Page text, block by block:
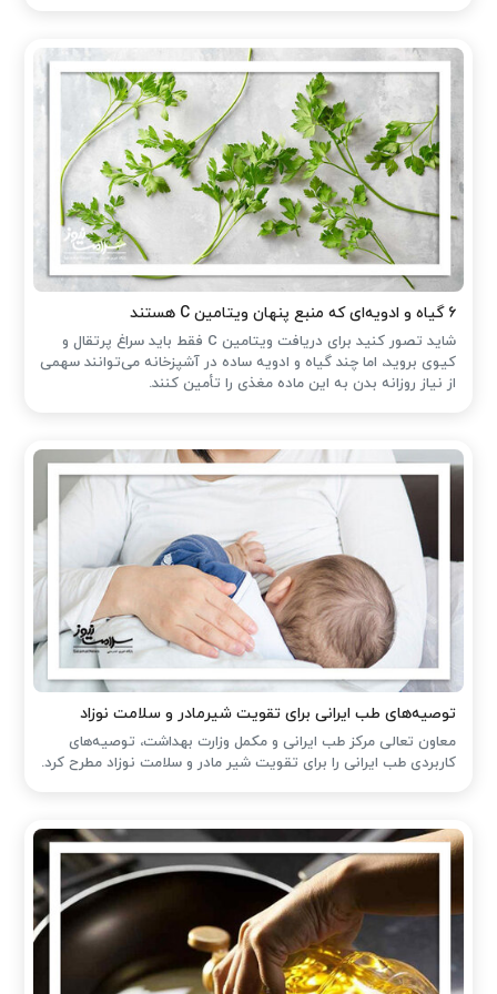
۶ گیاه و ادویه‌ای که منبع پنهان ویتامین C هستند
شاید تصور کنید برای دریافت ویتامین C فقط باید سراغ پرتقال و
کیوی بروید، اما چند گیاه و ادویه ساده در آشپزخانه می‌توانند سهمی
از نیاز روزانه بدن به این ماده مغذی را تأمین کنند.
توصیه‌های طب ایرانی برای تقویت شیرمادر و سلامت نوزاد
معاون تعالی مرکز طب ایرانی و مکمل وزارت بهداشت، توصیه‌های
کاربردی طب ایرانی را برای تقویت شیر مادر و سلامت نوزاد مطرح کرد.